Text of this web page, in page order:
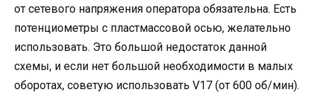
от сетевого напряжения оператора обязательна. Есть
потенциометры с пластмассовой осью, желательно
использовать. Это большой недостаток данной
схемы, и если нет большой необходимости в малых
оборотах, советую использовать V17 (от 600 об/мин).